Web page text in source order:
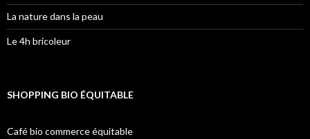
La nature dans la peau
Le 4h bricoleur
SHOPPING BIO ÉQUITABLE
Café bio commerce équitable